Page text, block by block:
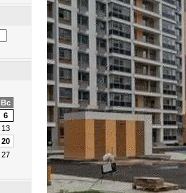
Вс
6
13
20
27